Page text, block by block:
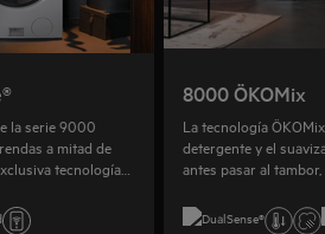
la serie 9000
a mitad de
tecnología
8000 ÖKOMix
La tecnología
detergente y el
antes pasar al